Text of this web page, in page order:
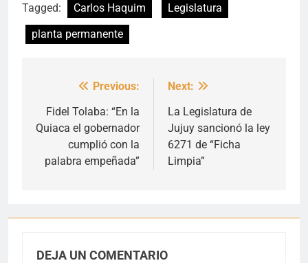
Tagged: Carlos Haquim
Legislatura
planta permanente
Navegación
de
entradas
Previous:
Fidel Tolaba: “En la
Quiaca el gobernador
cumplió con la
palabra empeñada”
Next:
La Legislatura de
Jujuy sancionó la ley
6271 de “Ficha
Limpia”
DEJA UN COMENTARIO